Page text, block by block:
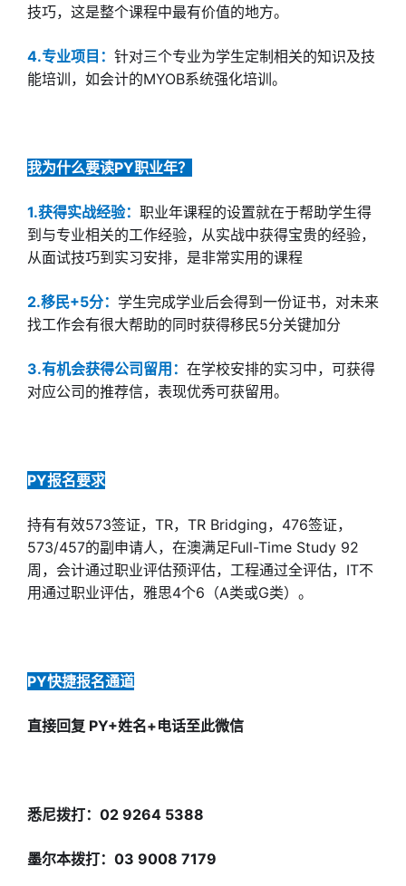
技巧，这是整个课程中最有价值的地方。
4.专业项目： 针对三个专业为学生定制相关的知识及技
能培训，如会计的MYOB系统强化培训。
我为什么要读PY职业年？
1.获得实战经验： 职业年课程的设置就在于帮助学生得
到与专业相关的工作经验，从实战中获得宝贵的经验，
从面试技巧到实习安排，是非常实用的课程
2.移民+5分： 学生完成学业后会得到一份证书，对未来
找工作会有很大帮助的同时获得移民5分关键加分
3.有机会获得公司留用： 在学校安排的实习中，可获得
对应公司的推荐信，表现优秀可获留用。
PY报名要求
持有有效573签证，TR，TR Bridging，476签证，
573/457的副申请人，在澳满足Full-Time Study 92
周，会计通过职业评估预评估，工程通过全评估，IT不
用通过职业评估，雅思4个6（A类或G类）。
PY快捷报名通道
直接回复 PY+姓名+电话至此微信
悉尼拨打：02 9264 5388
墨尔本拨打：03 9008 7179